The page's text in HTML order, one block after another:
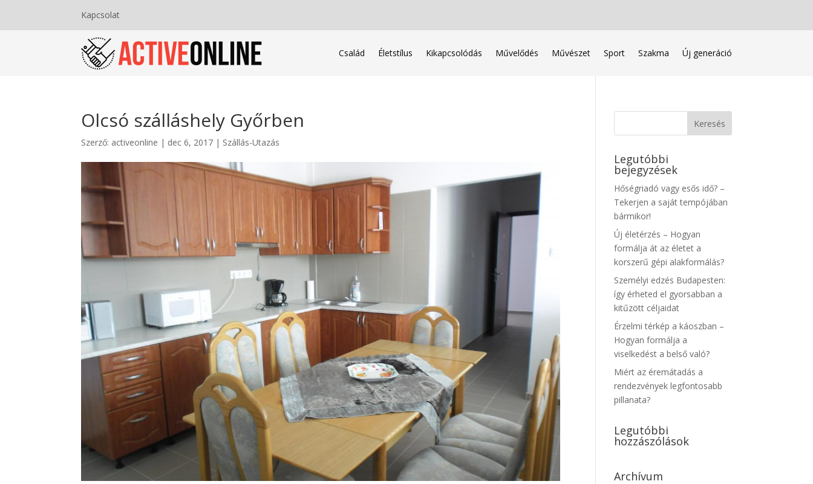
Kapcsolat
Család Életstílus Kikapcsolódás Művelődés Művészet Sport Szakma Új generáció
Olcsó szálláshely Győrben
Szerző: activeonline | dec 6, 2017 | Szállás-Utazás
Legutóbbi
bejegyzések
Hőségriadó vagy esős idő? –
Tekerjen a saját tempójában
bármikor!
Új életérzés – Hogyan
formálja át az életet a
korszerű gépi alakformálás?
Személyi edzés Budapesten:
így érheted el gyorsabban a
kitűzött céljaidat
Érzelmi térkép a káoszban –
Hogyan formálja a
viselkedést a belső való?
Miért az éremátadás a
rendezvények legfontosabb
pillanata?
Legutóbbi
hozzászólások
Archívum